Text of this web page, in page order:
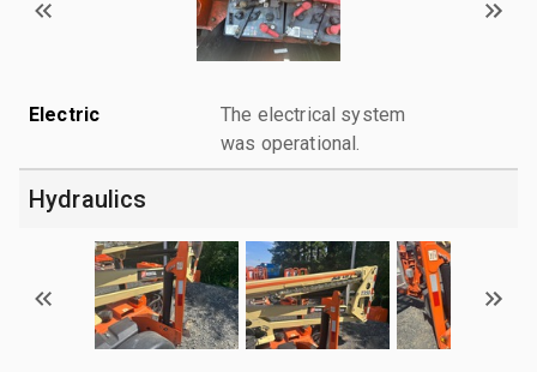
Electric
The electrical system
was operational.
Hydraulics